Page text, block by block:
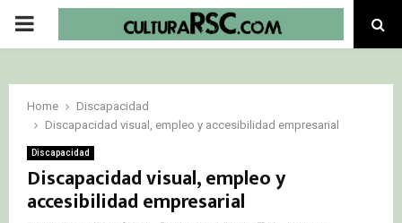
PRIMARY
Home
Discapacidad
Discapacidad visual, empleo y accesibilidad empresarial
Discapacidad
Discapacidad visual, empleo y
accesibilidad empresarial